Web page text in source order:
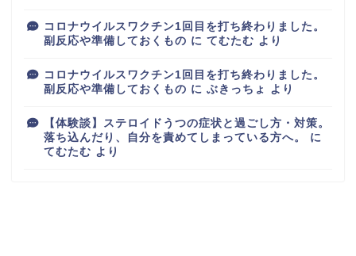
コロナウイルスワクチン1回目を打ち終わりました。
副反応や準備しておくもの に てむたむ より
コロナウイルスワクチン1回目を打ち終わりました。
副反応や準備しておくもの に ぶきっちょ より
【体験談】ステロイドうつの症状と過ごし方・対策。
落ち込んだり、自分を責めてしまっている方へ。
に
てむたむ より